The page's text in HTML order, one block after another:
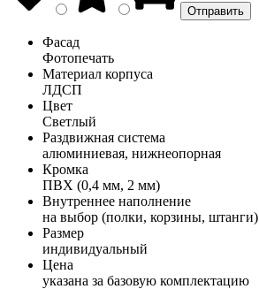
Фасад
Фотопечать
Материал корпуса
ЛДСП
Цвет
Светлый
Раздвижная система
алюминиевая, нижнеопорная
Кромка
ПВХ (0,4 мм, 2 мм)
Внутреннее наполнение
на выбор (полки, корзины, штанги)
Размер
индивидуальный
Цена
указана за базовую комплектацию